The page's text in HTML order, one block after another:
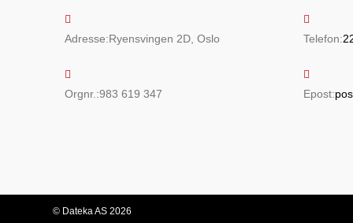
Adresse:Ryensvingen 2D, Oslo
Orgnr.:983 619 347
Telefon:
Epost:
© Dateka AS 2026